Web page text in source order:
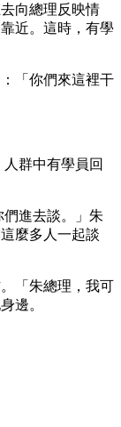
向總理反映情
近。這時，有學
「你們來這裡干
人群中有學員回
們進去談。」朱
麼多人一起談
「朱總理，我可
邊。